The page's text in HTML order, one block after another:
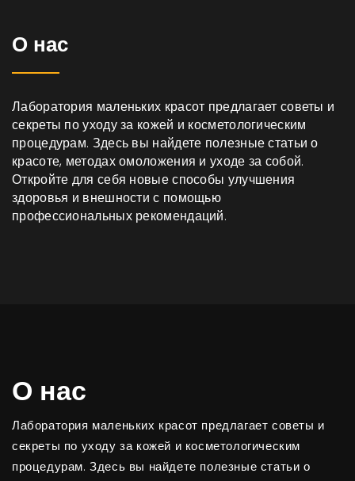
О нас
Лаборатория маленьких красот предлагает советы и
секреты по уходу за кожей и косметологическим
процедурам. Здесь вы найдете полезные статьи о
красоте, методах омоложения и уходе за собой.
Откройте для себя новые способы улучшения
здоровья и внешности с помощью
профессиональных рекомендаций.
О нас
Лаборатория маленьких красот предлагает советы и
секреты по уходу за кожей и косметологическим
процедурам. Здесь вы найдете полезные статьи о